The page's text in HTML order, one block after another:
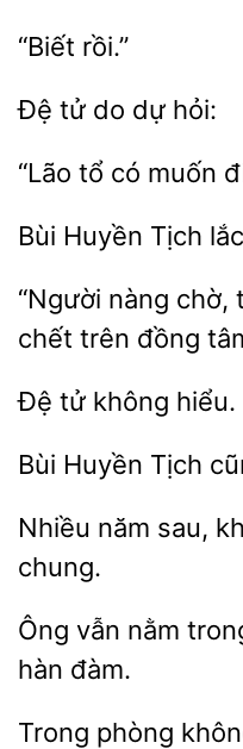
Đệ hỏi:
có muốn
Bùi
“Người
trên đồng
Đệ
Nhiều
chung.
nằm
hàn đàm.